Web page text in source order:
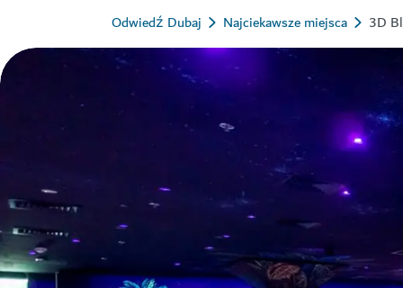
Odwiedź Dubaj Najciekawsze miejsca 3D